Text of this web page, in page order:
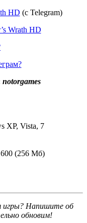
HD (c Telegram)
Wrath HD
notorgames
XP, Vista, 7
(256 Мб)
игры? Напишите об
обновим!